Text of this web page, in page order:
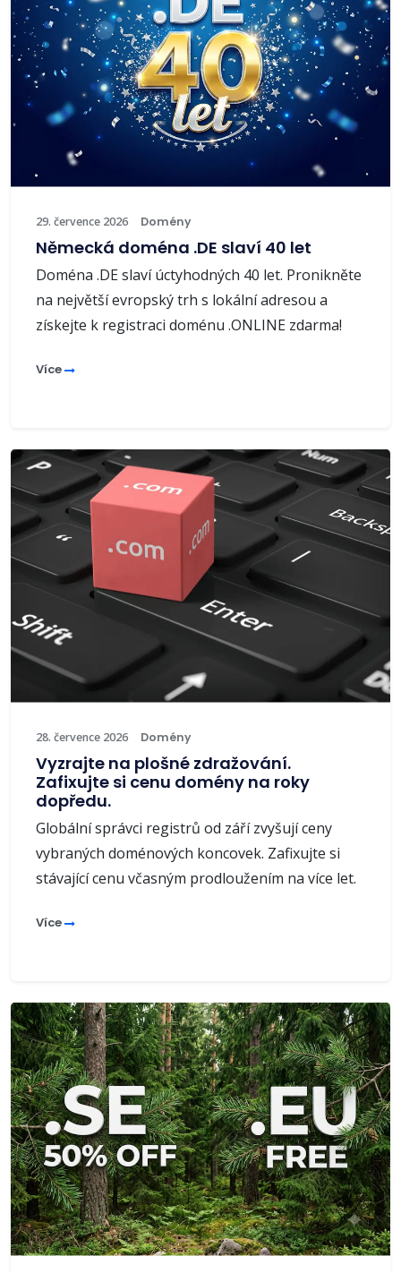
29. července 2026 Domény
Německá doména .DE slaví 40 let
Doména .DE slaví úctyhodných 40 let. Pronikněte
na největší evropský trh s lokální adresou a
získejte k registraci doménu .ONLINE zdarma!
Více
28. července 2026 Domény
Vyzrajte na plošné zdražování.
Zafixujte si cenu domény na roky
dopředu.
Globální správci registrů od září zvyšují ceny
vybraných doménových koncovek. Zafixujte si
stávající cenu včasným prodloužením na více let.
Více